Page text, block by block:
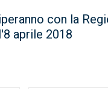
con la
aprile 2018